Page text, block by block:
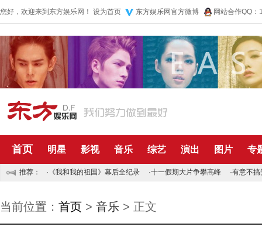
您好，欢迎来到东方娱乐网！ 设为首页 东方娱乐网官方微博 网站合作QQ
首页 明星 影视 音乐 综艺 演出 图片 专
推荐： · 《我和我的祖国》幕后全纪录 ·十一假期大片争攀高峰 ·有意不搞
当前位置： 首页 > 音乐 > 正文